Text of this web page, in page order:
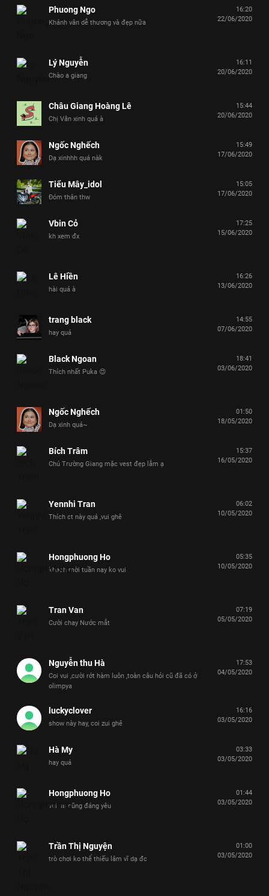
Phuong Ngo
Khánh vân dễ thương và đẹp nữa
16:20
22/06/2020
Lý Nguyễn
Chào a giang
16:11
20/06/2020
Châu Giang Hoàng Lê
Chị Vân xinh quá à
15:44
20/06/2020
Ngốc Nghếch
Dạ xinhhh quá nàk
15:49
17/06/2020
Tiểu Mây_idol
Đóm thân thw
15:05
17/06/2020
Vbin Cỏ
kh xem đx
17:25
15/06/2020
Lê Hiền
hài quá à
16:26
13/06/2020
trang black
hay quá
14:55
07/06/2020
Black Ngoan
Thích nhất Puka 😍
18:41
03/06/2020
Ngốc Nghếch
Dạ xinh quá~
01:50
18/05/2020
Bích Trâm
Chú Trường Giang mặc vest đẹp lắm ạ
15:37
16/05/2020
Yennhi Tran
Thích ct này quá ,vui ghê
06:02
10/05/2020
Hongphuong Ho
khách mời tuần nay ko vui
05:35
10/05/2020
Tran Van
Cười chay Nước mắt
07:19
05/05/2020
Nguyễn thu Hà
Coi vui ,cười rớt hàm luôn ,toàn câu hỏi cũ đã có ở
olimpya
17:53
04/05/2020
luckyclover
show này hay, coi zui ghê
16:16
03/05/2020
Hà My
hay quá
03:33
03/05/2020
Hongphuong Ho
vui. ai cũng đáng yêu
01:44
03/05/2020
Trần Thị Nguyện
trò chơi ko thể thiếu lâm vĩ dạ đc
01:00
03/05/2020